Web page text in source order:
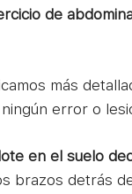
de
más
error o
en el suelo
brazos detrás